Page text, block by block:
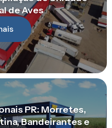
de Aves
PR: Morretes,
Bandeirantes e